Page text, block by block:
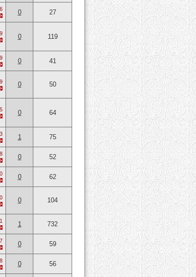
0 27
0 119
0 41
0 50
0 64
1 75
0 52
0 62
0 104
1 732
0 59
0 56